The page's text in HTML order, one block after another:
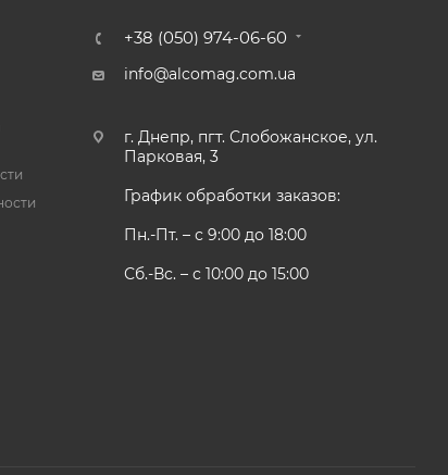
+38 (050) 974-06-60
info@alcomag.com.ua
г. Днепр, пгт. Слобожанское, ул.
Парковая, 3
График обработки заказов:
Пн.-Пт. – с 9:00 до 18:00
Сб.-Вс. – с 10:00 до 15:00